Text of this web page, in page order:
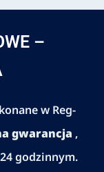
–
w Reg-
gwarancja ,
godzinnym.